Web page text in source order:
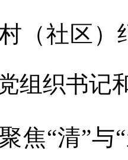
（社区）
党组织书
“清”与“